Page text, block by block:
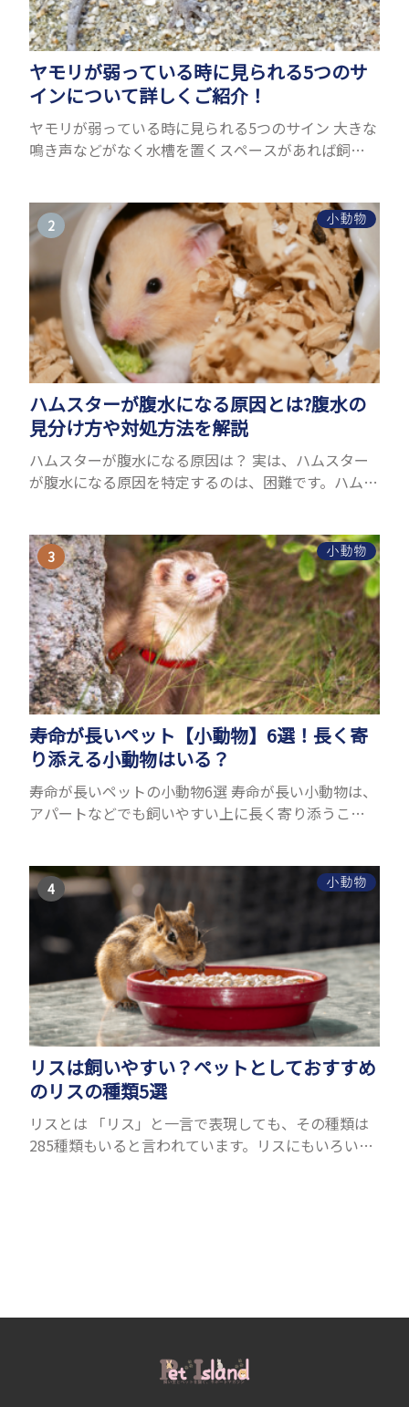
ヤモリが弱っている時に見られる5つのサ
インについて詳しくご紹介！
ヤモリが弱っている時に見られる5つのサイン 大きな
鳴き声などがなく水槽を置くスペースがあれば飼う
でしょうか...
小動物
ハムスターが腹水になる原因とは?腹水の
見分け方や対処方法を解説
ハムスターが腹水になる原因は？ 実は、ハムスター
が腹水になる原因を特定するのは、困難です。ハムス
理由はさま...
小動物
寿命が長いペット【小動物】6選！長く寄
り添える小動物はいる？
寿命が長いペットの小動物6選 寿命が長い小動物は、
アパートなどでも飼いやすい上に長く寄り添うこと
育のポイ...
小動物
リスは飼いやすい？ペットとしておすすめ
のリスの種類5選
リスとは 「リス」と一言で表現しても、その種類は
285種類もいると言われています。リスにもいろいろ